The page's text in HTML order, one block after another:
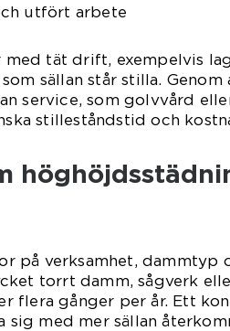
utfört arbete
tät drift, exempelvis
sällan står stilla. Genom
service, som golvvård
stilleståndstid och
på verksamhet, dammtyp
torrt damm, sågverk
flera gånger per år. Ett
med mer sällan